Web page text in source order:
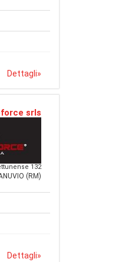
Dettagli»
srls
132
(RM)
Dettagli»